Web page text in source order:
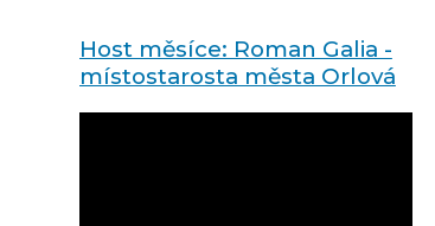
Host měsíce: Roman Galia -
místostarosta města Orlová